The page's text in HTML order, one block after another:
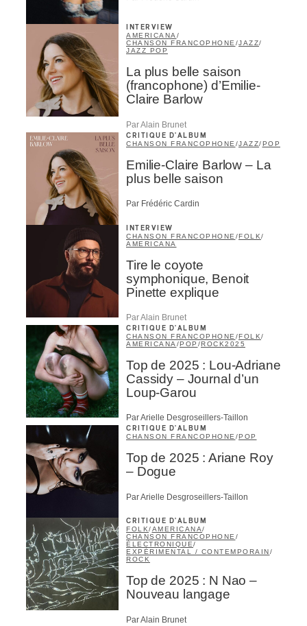
INTERVIEW
AMERICANA /
CHANSON FRANCOPHONE /JAZZ/
JAZZ POP
La plus belle saison
(francophone) d’Emilie-
Claire Barlow
Par Alain Brunet
CRITIQUE D'ALBUM
CHANSON FRANCOPHONE /JAZZ/POP
Emilie-Claire Barlow – La
plus belle saison
Par Frédéric Cardin
INTERVIEW
CHANSON FRANCOPHONE /FOLK/
AMERICANA
Tire le coyote
symphonique, Benoit
Pinette explique
Par Alain Brunet
CRITIQUE D'ALBUM
CHANSON FRANCOPHONE /FOLK/
AMERICANA /POP /ROCK2025
Top de 2025 : Lou-Adriane
Cassidy – Journal d’un
Loup-Garou
Par Arielle Desgroseillers-Taillon
CRITIQUE D'ALBUM
CHANSON FRANCOPHONE/POP
Top de 2025 : Ariane Roy
– Dogue
Par Arielle Desgroseillers-Taillon
CRITIQUE D'ALBUM
FOLK/AMERICANA/
CHANSON FRANCOPHONE/
ÉLECTRONIQUE/
EXPÉRIMENTAL / CONTEMPORAIN /
ROCK
Top de 2025 : N Nao –
Nouveau langage
Par Alain Brunet